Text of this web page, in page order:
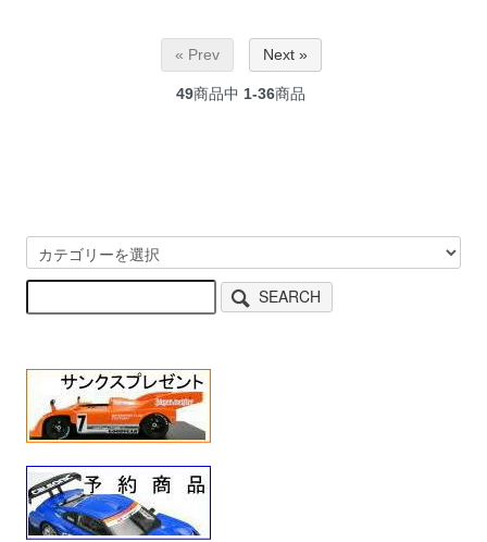
« Prev Next »
49商品中 1-36商品
SEARCH